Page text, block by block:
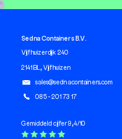
Sedna Containers B.V.
Vijfhuizerdijk 240
2141 BL, Vijfhuizen
sales@sednacontainers.com
085 - 201 73 17
Gemiddeld cijfer 9,4/10